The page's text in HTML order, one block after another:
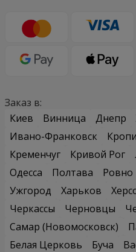
Заказ в:
Киев
Винница Днепр
Ивано-Франковск
Кременчуг
Кривой Рог
Одесса
Полтава Ровно
Ужгород
Харьков
Черкассы
Черновцы
Самар (Новомосковск)
Белая Церковь
Буча